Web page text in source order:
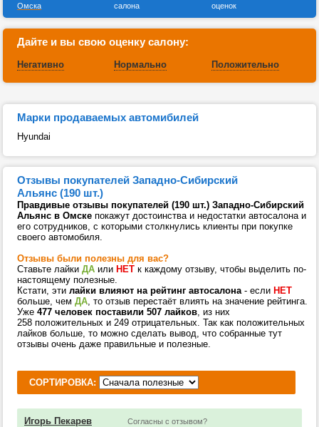
Омска
салона
оценок
Дайте и вы свою оценку салону:
Негативно Нормально Положительно
Марки продаваемых автомибилей
Hyundai
Отзывы покупателей Западно-Сибирский
Альянс (190 шт.)
Правдивые отзывы покупателей (190 шт.) Западно-Сибирский
Альянс в Омске покажут достоинства и недостатки автосалона и
его сотрудников, с которыми столкнулись клиенты при покупке
своего автомобиля.
Отзывы были полезны для вас?
Ставьте лайки ДА или НЕТ к каждому отзыву, чтобы выделить по-
настоящему полезные.
Кстати, эти лайки влияют на рейтинг автосалона- если НЕТ
больше, чем ДА, то отзыв перестаёт влиять на значение рейтинга.
Уже 477 человек поставили 507 лайков, из них
258 положительных и 249 отрицательных. Так как положительных
лайков больше, то можно сделать вывод, что собранные тут
отзывы очень даже правильные и полезные.
СОРТИРОВКА:
Игорь Пекарев Согласны с отзывом?